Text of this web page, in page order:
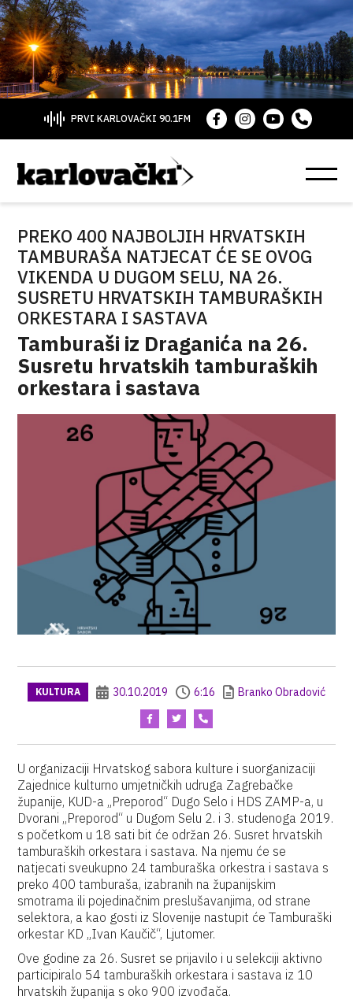
PRVI KARLOVAČKI 90.1FM
PREKO 400 NAJBOLJIH HRVATSKIH
TAMBURAŠA NATJECAT ĆE SE OVOG
VIKENDA U DUGOM SELU, NA 26.
SUSRETU HRVATSKIH TAMBURAŠKIH
ORKESTARA I SASTAVA
Tamburaši iz Draganića na 26.
Susretu hrvatskih tamburaških
orkestara i sastava
KULTURA 30.10.2019 6:16 Branko Obradović
U organizaciji Hrvatskog sabora kulture i suorganizaciji
Zajednice kulturno umjetničkih udruga Zagrebačke
županije, KUD-a „Preporod“ Dugo Selo i HDS ZAMP-a, u
Dvorani „Preporod“ u Dugom Selu 2. i 3. studenoga 2019.
s početkom u 18 sati bit će održan 26. Susret hrvatskih
tamburaških orkestara i sastava. Na njemu će se
natjecati sveukupno 24 tamburaška orkestra i sastava s
preko 400 tamburaša, izabranih na županijskim
smotrama ili pojedinačnim preslušavanjima, od strane
selektora, a kao gosti iz Slovenije nastupit će Tamburaški
orkestar KD „Ivan Kaučič“, Ljutomer.
Ove godine za 26. Susret se prijavilo i u selekciji aktivno
participiralo 54 tamburaških orkestara i sastava iz 10
hrvatskih županija s oko 900 izvođača.